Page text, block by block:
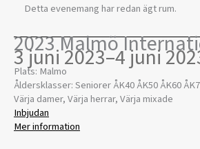
Detta evenemang har redan ägt rum.
2023 Malmö
3 juni 2023–4 juni
Plats: Malmo
Åldersklasser: Seniorer ÅK40 ÅK50 ÅK60
Värja damer, Värja herrar, Värja mixade
Inbjudan
Mer information